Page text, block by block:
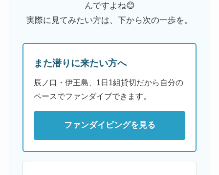
んですよね😊
実際に見てみたい方は、下から次の一歩を。
また潜りに来たい方へ
辰ノ口・伊王島、1日1組貸切だから自分の
ペースでファンダイブできます。
ファンダイビングを見る